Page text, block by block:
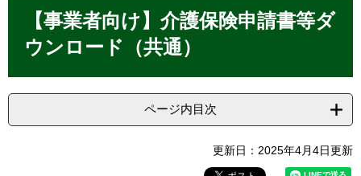
【事業者向け】介護保険申請書等ダ
ウンロード（共通）
ページ内目次
更新日：2025年4月4日更新